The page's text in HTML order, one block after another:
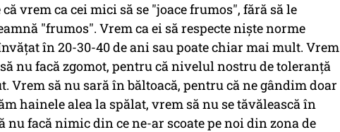
vrem ca cei mici să se "joace frumos", fără să le
"frumos". Vrem ca ei să respecte nişte norme
în 20-30-40 de ani sau poate chiar mai mult. Vrem
nu facă zgomot, pentru că nivelul nostru de toleranţă
Vrem să nu sară în băltoacă, pentru că ne gândim doar
hainele alea la spălat, vrem să nu se tăvălească în
nu facă nimic din ce ne-ar scoate pe noi din zona de